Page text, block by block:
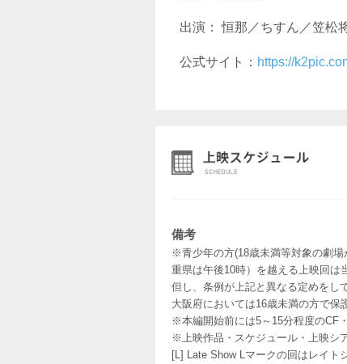
出演： 恒那／ちすん／笠松
公式サイト： https://
備考
※青少年の方(18歳未満等対象の劇
重県は午後10時）を越える上映回は
但し、条例が上記と異なる定めをし
大阪府においては16歳未満の方で保
※本編開始前には5～15分程度のCF
※上映作品・スケジュール・上映シ
[L] Late Show Lマークの回はレイト